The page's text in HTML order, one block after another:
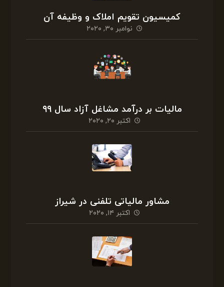
کمیسیون تقویم املاک و وظیفه آن
نوامبر ۳۰, ۲۰۲۰
مالیات بر درآمد مشاغل آزاد سال ۹۹
اکتبر ۲۰, ۲۰۲۰
مشاور مالیاتی تلفنی در شیراز
اکتبر ۱۴, ۲۰۲۰